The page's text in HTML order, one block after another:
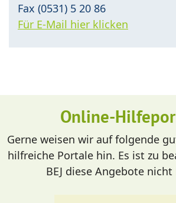
Fax (0531) 5 20 86
Für E-Mail hier klicken
Online-
Gerne weisen wir auf folgende
hilfreiche Portale hin. Es ist zu
BEJ diese Angebote